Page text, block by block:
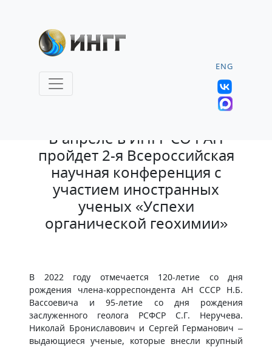
ENG
В апреле в ИНГГ СО РАН
пройдет 2-я Всероссийская
научная конференция с
участием иностранных
ученых «Успехи
органической геохимии»
В 2022 году отмечается 120-летие со дня
рождения члена-корреспондента АН СССР Н.Б.
Вассоевича и 95-летие со дня рождения
заслуженного геолога РСФСР С.Г. Неручева.
Николай Брониславович и Сергей Германович –
выдающиеся ученые, которые внесли крупный